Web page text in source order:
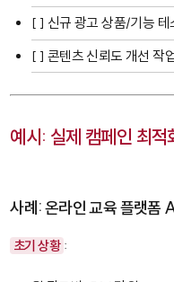
[ ] 신규 광고 상품/기능 테
[ ] 콘텐츠 신뢰도 개선 작
예시: 실제 캠페인 최적
사례: 온라인 교육 플랫폼
초기 상황 :